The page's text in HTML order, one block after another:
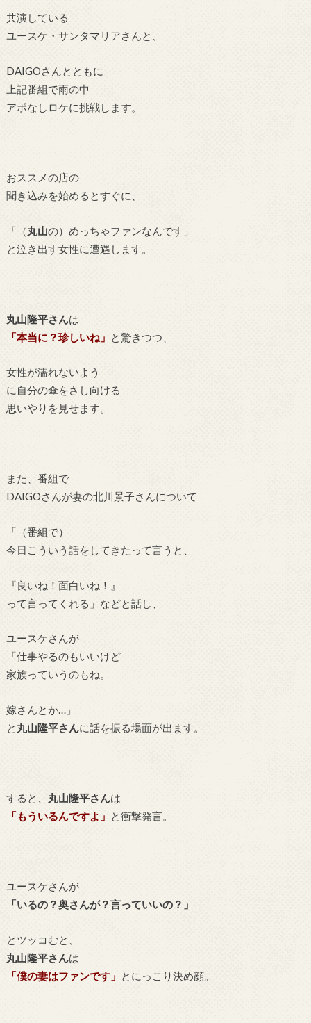
共演している
ユースケ・サンタマリアさんと、
DAIGOさんとともに
上記番組で雨の中
アポなしロケに挑戦します。
おススメの店の
聞き込みを始めるとすぐに、
「（丸山の）めっちゃファンなんです」
と泣き出す女性に遭遇します。
丸山隆平さんは
「本当に？珍しいね」 と驚きつつ、
女性が濡れないよう
に自分の傘をさし向ける
思いやりを見せます。
また、番組で
DAIGOさんが妻の北川景子さんについて
「（番組で）
今日こういう話をしてきたって言うと、
『良いね！面白いね！』
って言ってくれる」などと話し、
ユースケさんが
「仕事やるのもいいけど
家族っていうのもね。
嫁さんとか…」
と 丸山隆平さんに話を振る場面が出ます。
すると、 丸山隆平さんは
「もういるんですよ」 と衝撃発言。
ユースケさんが
「いるの？奥さんが？言っていいの？」
とツッコむと、
丸山隆平さんは
「僕の妻はファンです」
とにっこり決め顔。